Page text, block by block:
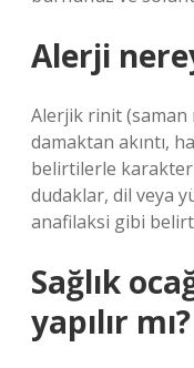
Alerji
Alerjik rinit (saman
damaktan akıntı,
belirtilerle
dudaklar, dil veya
anafilaksi gibi
Sağlık
yapılır mı?